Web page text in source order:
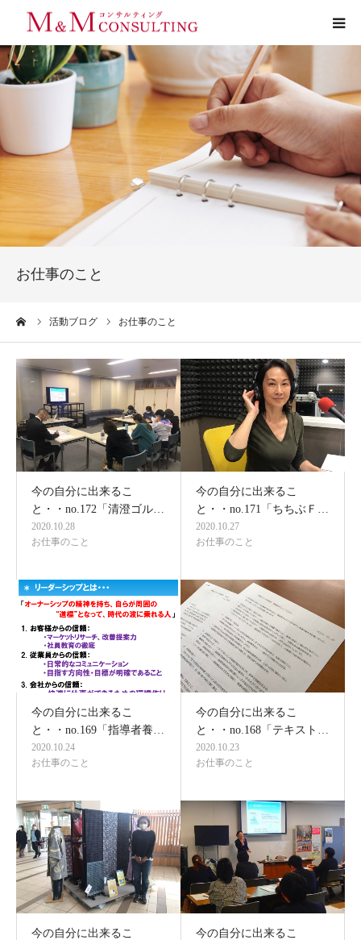
お仕事のこと
活動ブログ お仕事のこと
今の自分に出来るこ
と・・no.172「清澄ゴル…
2020.10.28
お仕事のこと
今の自分に出来るこ
と・・no.171「ちちぶＦ…
2020.10.27
お仕事のこと
今の自分に出来るこ
と・・no.169「指導者養…
2020.10.24
お仕事のこと
今の自分に出来るこ
と・・no.168「テキスト…
2020.10.23
お仕事のこと
今の自分に出来るこ
今の自分に出来るこ
プロフィール
サービス
お客様の声
実績